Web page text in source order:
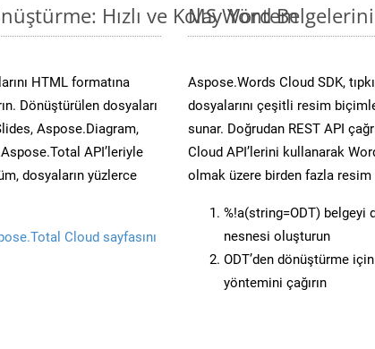
Hızlı ve Kolay Yöntem
HTML formatına
Dönüştürülen dosyaları
Aspose.Diagram,
API’leriyle
dosyaların yüzlerce
Cloud sayfasını
MS Word
Aspose.Words Cloud SDK,
dosyalarını çeşitli resim
sunar. Doğrudan REST API
Cloud API’lerini kullanarak
olmak üzere birden fazla
%!a(string=ODT) belgeyi
nesnesi oluşturun
ODT’den dönüştürme
yöntemini çağırın